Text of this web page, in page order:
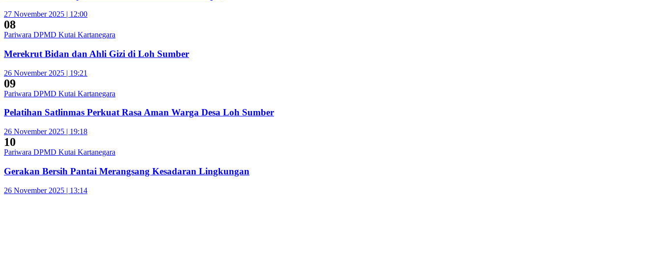
27 November 2025 | 12:00
08
Pariwara DPMD Kutai Kartanegara
Merekrut Bidan dan Ahli Gizi di Loh Sumber
26 November 2025 | 19:21
09
Pariwara DPMD Kutai Kartanegara
Pelatihan Satlinmas Perkuat Rasa Aman Warga Desa Loh Sumber
26 November 2025 | 19:18
10
Pariwara DPMD Kutai Kartanegara
Gerakan Bersih Pantai Merangsang Kesadaran Lingkungan
26 November 2025 | 13:14